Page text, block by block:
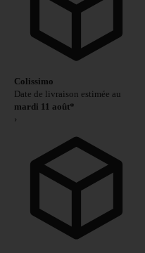
Colissimo
Date de livraison estimée au
mardi 11 août*
›